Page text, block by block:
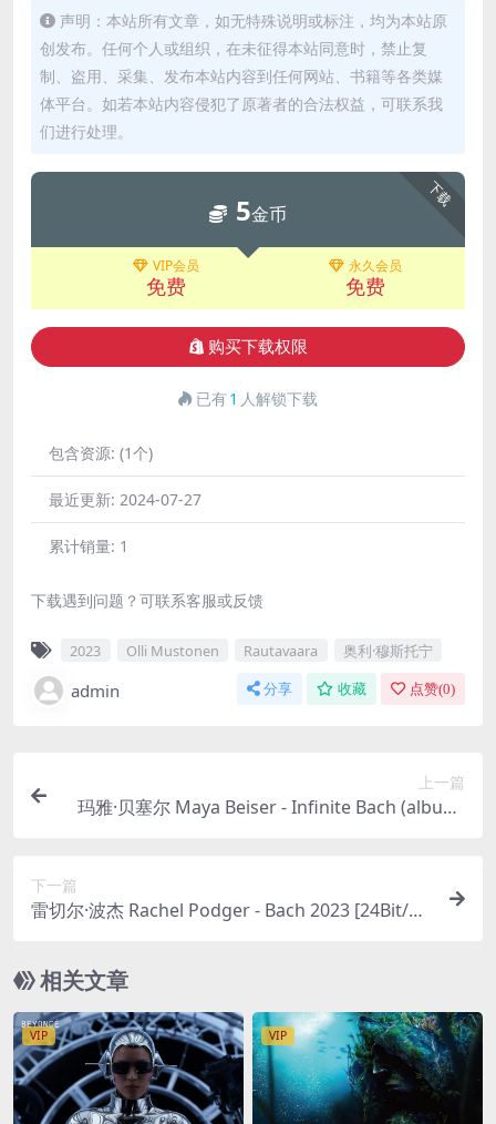
声明：本站所有文章，如无特殊说明或标注，均为本站原
创发布。任何个人或组织，在未征得本站同意时，禁止复
制、盗用、采集、发布本站内容到任何网站、书籍等各类媒
体平台。如若本站内容侵犯了原著者的合法权益，可联系我
们进行处理。
下载
5金币
VIP会员
免费
永久会员
免费
购买下载权限
已有1 人解锁下载
包含资源: (1个)
最近更新: 2024-07-27
累计销量: 1
下载遇到问题？可联系客服或反馈
2023 Olli Mustonen Rautavaara 奥利·穆斯托宁
admin 分享 收藏 点赞(0)
上一篇
玛雅·贝塞尔 Maya Beiser - Infinite Bach (album)
下一篇
雷切尔·波杰 Rachel Podger - Bach 2023 [24Bit/19
相关文章
VIP VIP